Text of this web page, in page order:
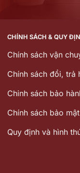
CHÍNH SÁCH & QUY
Chính sách vận
Chính sách đổi, trả
Chinh sách bảo
Chính sách bảo
Quy định và hình